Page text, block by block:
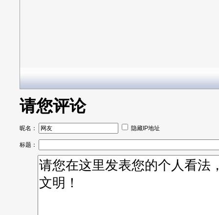
请您评论
昵名： 隐藏IP地址
标题：